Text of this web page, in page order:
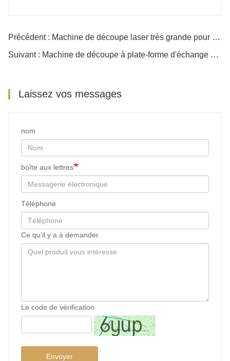
Précédent : Machine de découpe laser très grande pour une vitesse élevée
Suivant : Machine de découpe à plate-forme d'échange pour le métal
Laissez vos messages
nom
boîte aux lettres
Téléphone
Ce qu’il y a à demander
Le code de vérification
Envoyer